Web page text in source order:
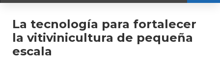
La tecnología para fortalecer
la vitivinicultura de pequeña
escala